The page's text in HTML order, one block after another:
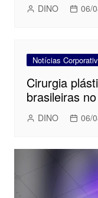
DINO 06/
Notícias
Cirurgia
brasileiras
DINO 06/